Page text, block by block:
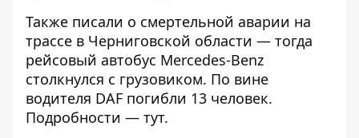
Также писали о смертельной аварии на
трассе в Черниговской области — тогда
рейсовый автобус Mercedes-Benz
столкнулся с грузовиком. По вине
водителя DAF погибли 13 человек.
Подробности — тут.